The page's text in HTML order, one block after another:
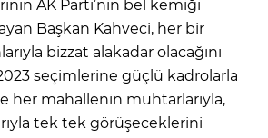
AK Parti’nin bel kemiği
Başkan Kahveci, her bir
bizzat alakadar olacağını
seçimlerine güçlü kadrolarla
her mahallenin muhtarlarıyla,
tek tek görüşeceklerini